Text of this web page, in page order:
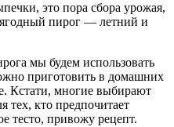
это пора сбора урожая,
пирог — летний и
мы будем использовать
приготовить в домашних
Кстати, многие выбирают
тех, кто предпочитает
тесто, привожу рецепт.